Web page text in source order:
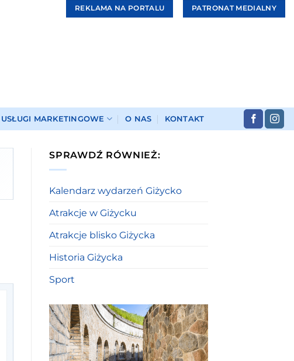
REKLAMA NA PORTALU PATRONAT MEDIALNY
USŁUGI MARKETINGOWE O NAS KONTAKT
SPRAWDŹ RÓWNIEŻ:
Kalendarz wydarzeń Giżycko
Atrakcje w Giżycku
Atrakcje blisko Giżycka
Historia Giżycka
Sport